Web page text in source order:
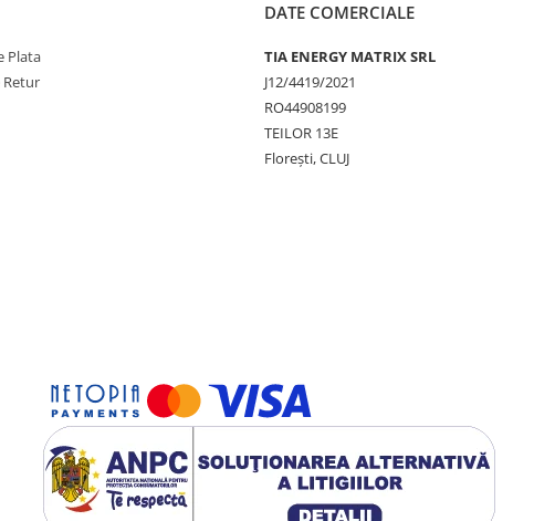
Plata
Retur
DATE COMERCIALE
TIA ENERGY MATRIX SRL
J12/4419/2021
RO44908199
TEILOR 13E
Florești, CLUJ